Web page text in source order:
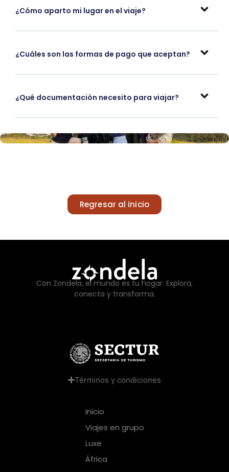
¿Cómo aparto mi lugar en el viaje?
¿Cuáles son las formas de pago que aceptan?
¿Qué documentación necesito para viajar?
Regresar al inicio
Con Zondela, el mundo es tu hogar. Explora,
conecta y transforma.
Términos y condiciones
Inicio
Viajes en grupo
Luxe
África